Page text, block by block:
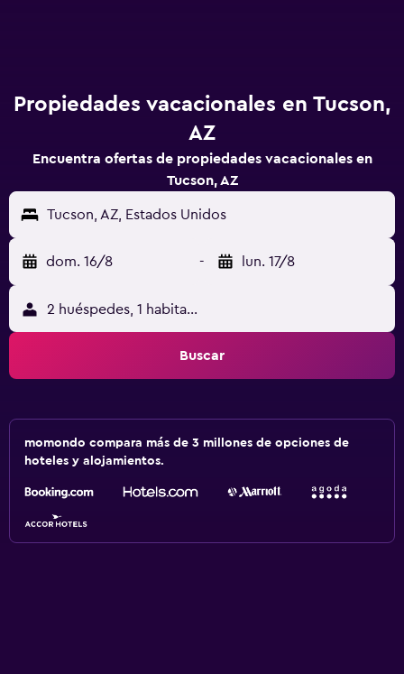
Propiedades vacacionales en Tucson,
AZ
Encuentra ofertas de propiedades vacacionales en
Tucson, AZ
Tucson, AZ, Estados Unidos
dom. 16/8 - lun. 17/8
2 huéspedes, 1 habitación
Buscar
momondo compara más de 3 millones de opciones de
hoteles y alojamientos.